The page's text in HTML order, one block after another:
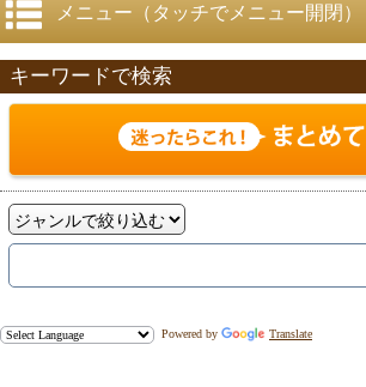
メニュー（タッチでメニュー開閉）
キーワードで検索
Powered by Translate